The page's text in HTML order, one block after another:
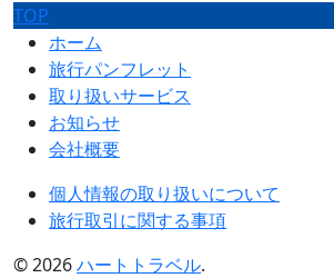
TOP
ホーム
旅行パンフレット
取り扱いサービス
お知らせ
会社概要
個人情報の取り扱いについて
旅行取引に関する事項
© 2026ハートトラベル.